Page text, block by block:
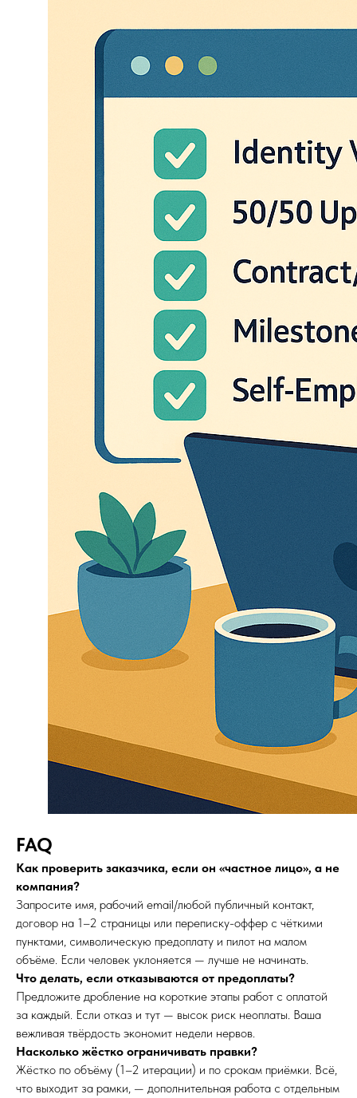
FAQ
Как проверить заказчика, если он «частное лицо», а не
компания?
Запросите имя, рабочий email/любой публичный контакт,
договор на 1–2 страницы или переписку-оффер с чёткими
пунктами, символическую предоплату и пилот на малом
объёме. Если человек уклоняется — лучше не начинать.
Что делать, если отказываются от предоплаты?
Предложите дробление на короткие этапы работ с оплатой
за каждый. Если отказ и тут — высок риск неоплаты. Ваша
вежливая твёрдость экономит недели нервов.
Насколько жёстко ограничивать правки?
Жёстко по объёму (1–2 итерации) и по срокам приёмки. Всё,
что выходит за рамки, — дополнительная работа с отдельным